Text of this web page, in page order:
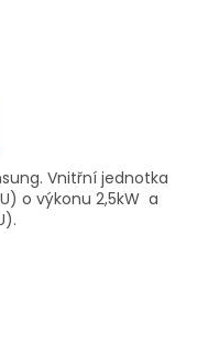
Vnitřní jednotka
o výkonu 2,5kW a